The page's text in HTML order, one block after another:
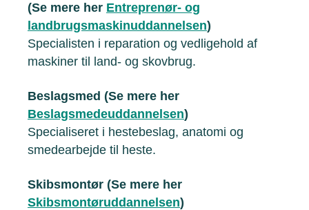
(Se mere her Entreprenør- og
landbrugsmaskinuddannelsen)
Specialisten i reparation og vedligehold af
maskiner til land- og skovbrug.
Beslagsmed (Se mere her
Beslagsmedeuddannelsen)
Specialiseret i hestebeslag, anatomi og
smedearbejde til heste.
Skibsmontør (Se mere her
Skibsmontøruddannelsen)